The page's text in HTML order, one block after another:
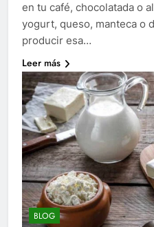
en tu café, chocolatada o
yogurt, queso, manteca o
producir esa…
Leer más
BLOG